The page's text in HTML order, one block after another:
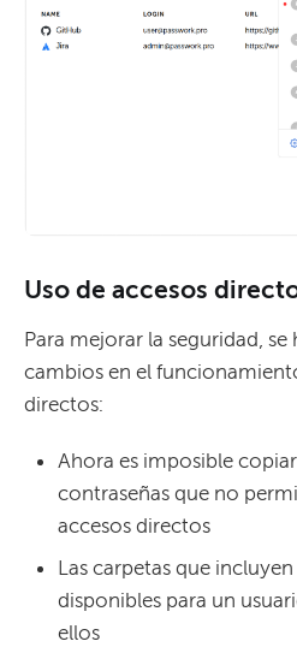
Uso de accesos
Para mejorar la seguridad,
cambios en el
directos:
Ahora es imposible
contraseñas que no
accesos directos
Las carpetas que
disponibles para un
ellos